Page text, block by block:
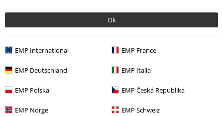
Ok
EMP International EMP France
EMP Deutschland EMP Italia
EMP Polska EMP Česká Republika
EMP Norge EMP Schweiz